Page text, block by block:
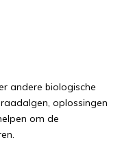
andere biologische
oplossingen
om de